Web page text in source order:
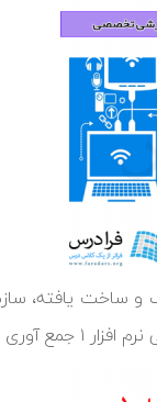
و ساخت یافته،‌
شده است.